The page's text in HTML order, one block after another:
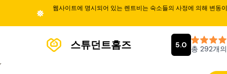
웹사이트에 명시되어 있는 렌트비는 숙소들의 사정에 의해 변동
스튜던트홈즈